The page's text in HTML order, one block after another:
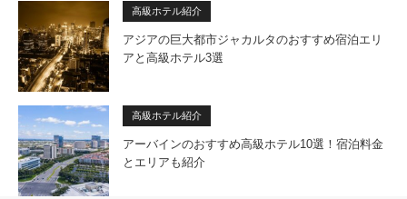
高級ホテル紹介
アジアの巨大都市ジャカルタのおすすめ宿泊エリ
アと高級ホテル3選
高級ホテル紹介
アーバインのおすすめ高級ホテル10選！宿泊料金
とエリアも紹介